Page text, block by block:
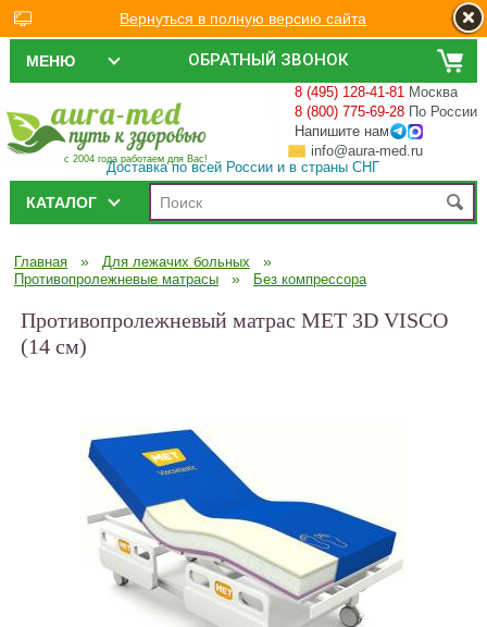
ОБРАТНЫЙ ЗВОНОК
МЕНЮ
с 2004 года работаем для Вас!
8 (495) 128-41-81 Москва
8 (800) 775-69-28 По России
Напишите нам
info@aura-med.ru
Доставка по всей России и в страны СНГ
КАТАЛОГ
Главная » Для лежачих больных »
Противопролежневые матрасы » Без компрессора
Противопролежневый матрас МЕТ 3D VISCO
(14 см)
Вернуться в полную версию сайта